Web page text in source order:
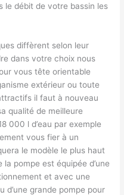
le débit de votre bassin les
diffèrent selon leur
dans votre choix nous
vous tête orientable
extérieur ou toute
il faut à nouveau
qualité de meilleure
000 l d’eau par exemple
vous fier à un
le modèle le plus haut
pompe est équipée d’une
et avec une
d’une grande pompe pour